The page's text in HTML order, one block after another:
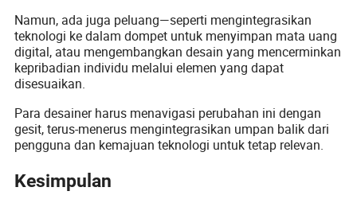
Namun, ada juga peluang—seperti mengintegrasikan
teknologi ke dalam dompet untuk menyimpan mata uang
digital, atau mengembangkan desain yang mencerminkan
kepribadian individu melalui elemen yang dapat
disesuaikan.
Para desainer harus menavigasi perubahan ini dengan
gesit, terus-menerus mengintegrasikan umpan balik dari
pengguna dan kemajuan teknologi untuk tetap relevan.
Kesimpulan